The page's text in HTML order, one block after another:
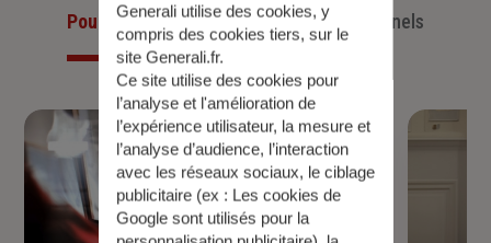
Pour les particuliersPour les professionnels
Generali utilise des cookies, y
compris des cookies tiers, sur le
site Generali.fr.
Ce site utilise des cookies pour
l’analyse et l'amélioration de
l’expérience utilisateur, la mesure et
l’analyse d’audience, l’interaction
avec les réseaux sociaux, le ciblage
publicitaire (ex : Les cookies de
Google sont utilisés pour la